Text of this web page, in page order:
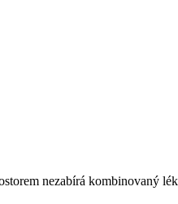
nezabírá kombinovaný